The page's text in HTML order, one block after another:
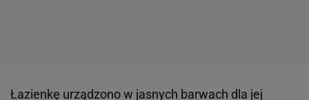
Łazienkę urządzono w jasnych barwach dla jej